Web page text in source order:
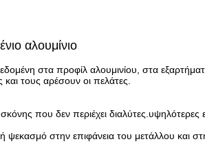
αλουμίνιο
στα προφίλ αλουμινίου, στα
τους αρέσουν οι πελάτες.
που δεν περιέχει διαλύτες.υψηλότερες
ψεκασμό στην επιφάνεια του μετάλλου και